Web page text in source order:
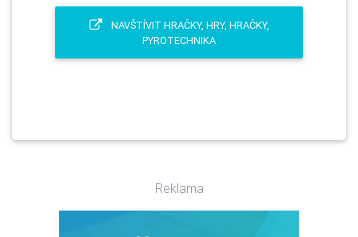
NAVŠTÍVIT HRAČKY, HRY, HRAČKY,
PYROTECHNIKA
Reklama